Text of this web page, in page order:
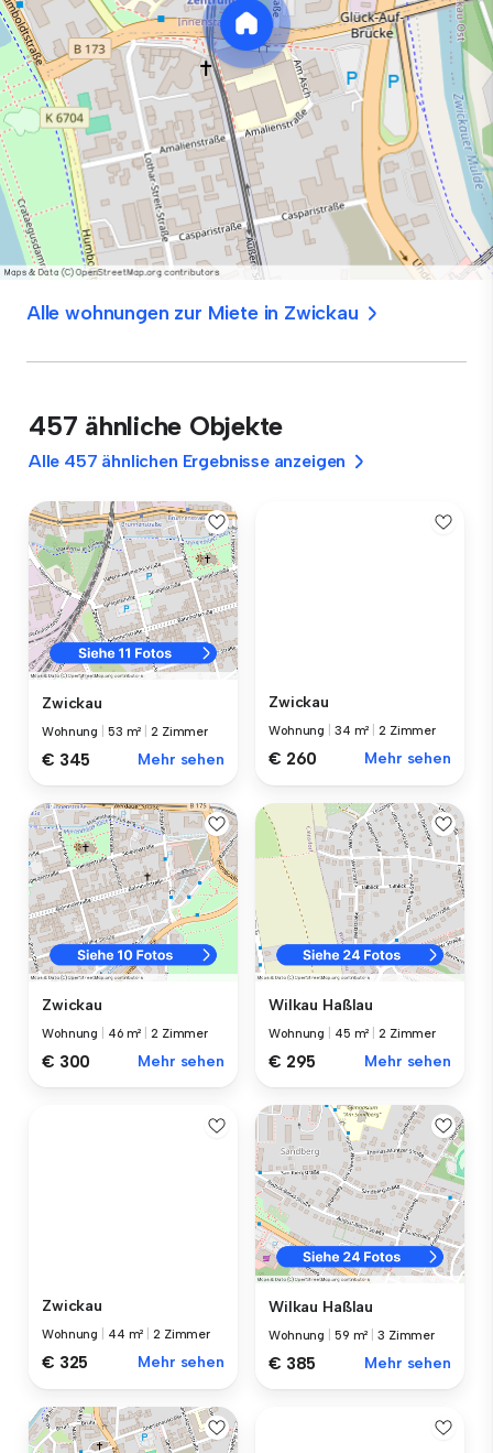
Alle wohnungen zur Miete in Zwickau
457 ähnliche Objekte
Alle 457 ähnlichen Ergebnisse anzeigen
Zwickau
Wohnung 53 m² |2 Zimmer
€ 345 Mehr sehen
Zwickau
Wohnung 34 m² |2 Zimmer
€ 260 Mehr sehen
Zwickau
Wohnung 46 m² |2 Zimmer
€ 300 Mehr sehen
Wilkau Haßlau
Wohnung 45 m² |2 Zimmer
€ 295 Mehr sehen
Zwickau
Wohnung 44 m² |2 Zimmer
€ 325 Mehr sehen
Wilkau Haßlau
Wohnung 59 m² |3 Zimmer
€ 385 Mehr sehen